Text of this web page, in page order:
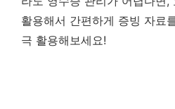
활용해서 간편하게 증빙 자료
극 활용해보세요!